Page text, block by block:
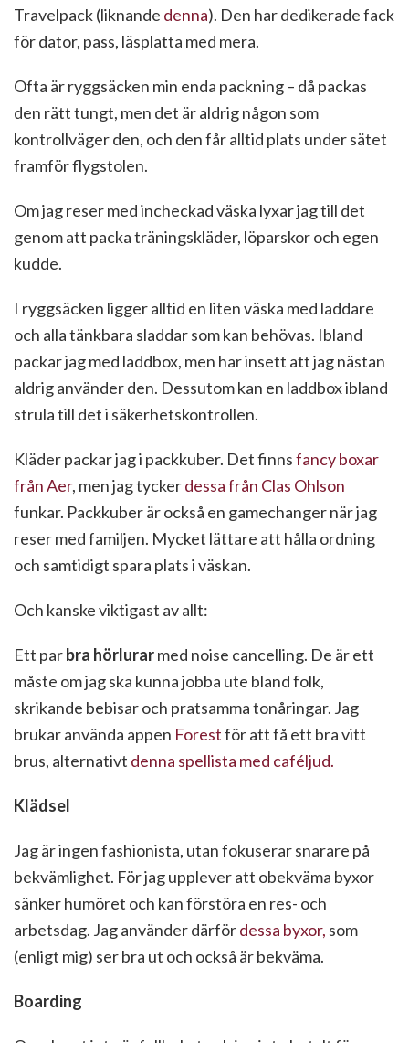
Travelpack (liknande denna). Den har dedikerade fack
för dator, pass, läsplatta med mera.
Ofta är ryggsäcken min enda packning – då packas
den rätt tungt, men det är aldrig någon som
kontrollväger den, och den får alltid plats under sätet
framför flygstolen.
Om jag reser med incheckad väska lyxar jag till det
genom att packa träningskläder, löparskor och egen
kudde.
I ryggsäcken ligger alltid en liten väska med laddare
och alla tänkbara sladdar som kan behövas. Ibland
packar jag med laddbox, men har insett att jag nästan
aldrig använder den. Dessutom kan en laddbox ibland
strula till det i säkerhetskontrollen.
Kläder packar jag i packkuber. Det finnsfancy boxar
från Aer, men jag tyckerdessa från Clas Ohlson
funkar. Packkuber är också en gamechanger när jag
reser med familjen. Mycket lättare att hålla ordning
och samtidigt spara plats i väskan.
Och kanske viktigast av allt:
Ett parbra hörlurarmed noise cancelling. De är ett
måste om jag ska kunna jobba ute bland folk,
skrikande bebisar och pratsamma tonåringar. Jag
brukar använda appen Forestför att få ett bra vitt
brus, alternativt denna spellista med caféljud.
Klädsel
Jag är ingen fashionista, utan fokuserar snarare på
bekvämlighet. För jag upplever att obekväma byxor
sänker humöret och kan förstöra en res- och
arbetsdag. Jag använder därfördessa byxor, som
(enligt mig) ser bra ut och också är bekväma.
Boarding